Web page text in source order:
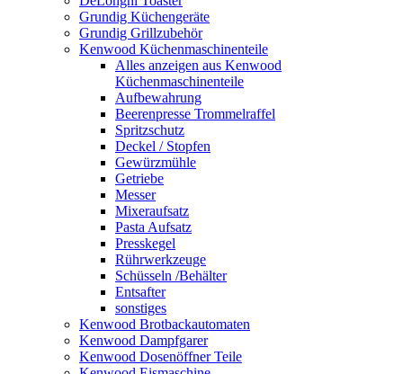
Grundig Küchengeräte
Grundig Grillzubehör
Kenwood Küchenmaschinenteile
Alles anzeigen aus Kenwood
Küchenmaschinenteile
Aufbewahrung
Beerenpresse Trommelraffel
Spritzschutz
Deckel / Stopfen
Gewürzmühle
Getriebe
Messer
Mixeraufsatz
Pasta Aufsatz
Presskegel
Rührwerkzeuge
Schüsseln /Behälter
Entsafter
sonstiges
Kenwood Brotbackautomaten
Kenwood Dampfgarer
Kenwood Dosenöffner Teile